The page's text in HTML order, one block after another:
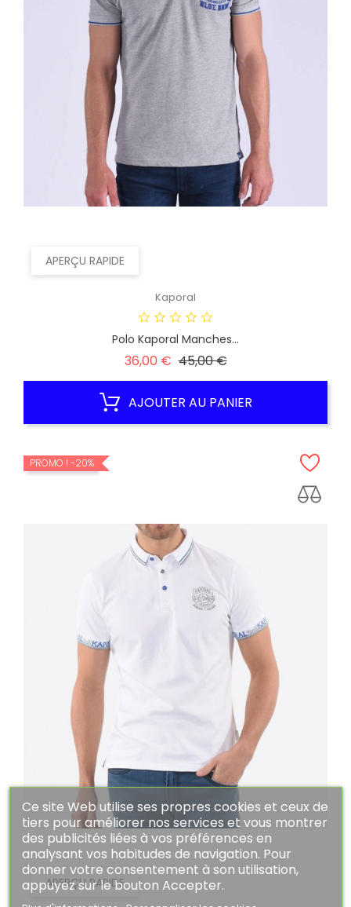
Ce site Web utilise ses propres cookies et ceux de
tiers pour améliorer nos services et vous montrer
des publicités liées à vos préférences en
analysant vos habitudes de navigation. Pour
donner votre consentement à son utilisation,
appuyez sur le bouton Accepter.
APERÇU RAPIDE
Kaporal
Polo Kaporal Manches...
36,00 € Prix
45,00 €Prix
AJOUTER AU PANIER
APERÇU RAPIDE
PROMO ! -20%